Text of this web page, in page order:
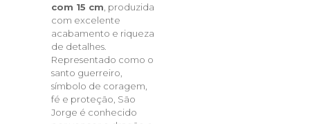
com 15 cm , produzida
com excelente
acabamento e riqueza
de detalhes.
Representado como o
santo guerreiro,
símbolo de coragem,
fé e proteção, São
Jorge é conhecido